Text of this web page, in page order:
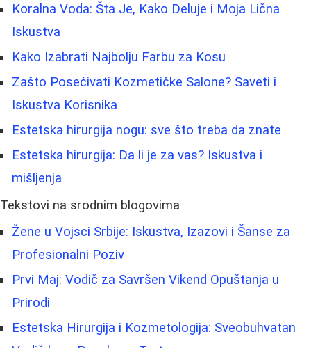
Koralna Voda: Šta Je, Kako Deluje i Moja Lična
Iskustva
Kako Izabrati Najbolju Farbu za Kosu
Zašto Posećivati Kozmetičke Salone? Saveti i
Iskustva Korisnika
Estetska hirurgija nogu: sve što treba da znate
Estetska hirurgija: Da li je za vas? Iskustva i
mišljenja
Tekstovi na srodnim blogovima
Žene u Vojsci Srbije: Iskustva, Izazovi i Šanse za
Profesionalni Poziv
Prvi Maj: Vodič za Savršen Vikend Opuštanja u
Prirodi
Estetska Hirurgija i Kozmetologija: Sveobuhvatan